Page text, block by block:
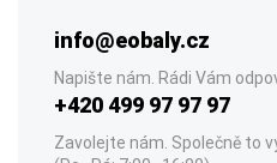
info@eobaly.cz
Napište nám. Rádi Vám
+420 499 97 97 97
Zavolejte nám. Společně to